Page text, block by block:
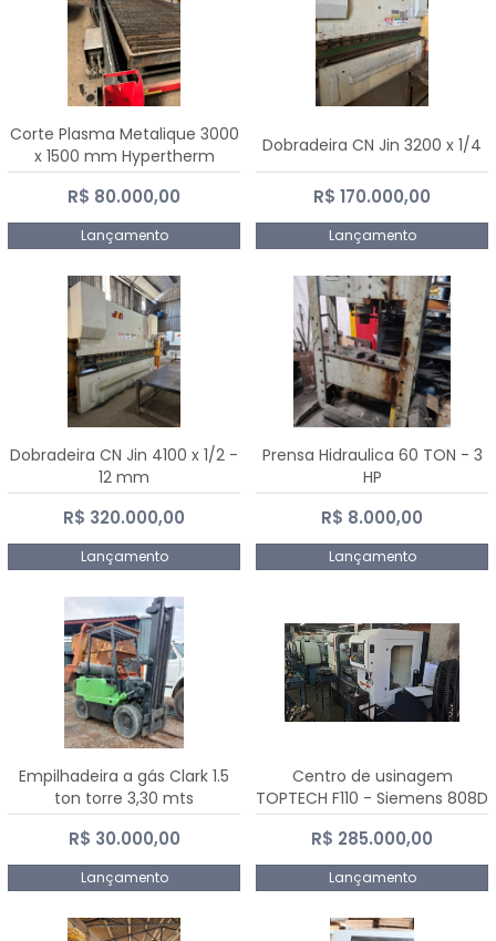
Corte Plasma Metalique 3000
x 1500 mm Hypertherm
Powermax 45 xp
R$ 80.000,00
Lançamento
Dobradeira CN Jin 3200 x 1/4
R$ 170.000,00
Lançamento
Dobradeira CN Jin 4100 x 1/2 -
12 mm
R$ 320.000,00
Lançamento
Prensa Hidraulica 60 TON - 3
HP
R$ 8.000,00
Lançamento
Empilhadeira a gás Clark 1.5
ton torre 3,30 mts
R$ 30.000,00
Lançamento
Centro de usinagem
TOPTECH F110 - Siemens 808D
Advanced
R$ 285.000,00
Lançamento